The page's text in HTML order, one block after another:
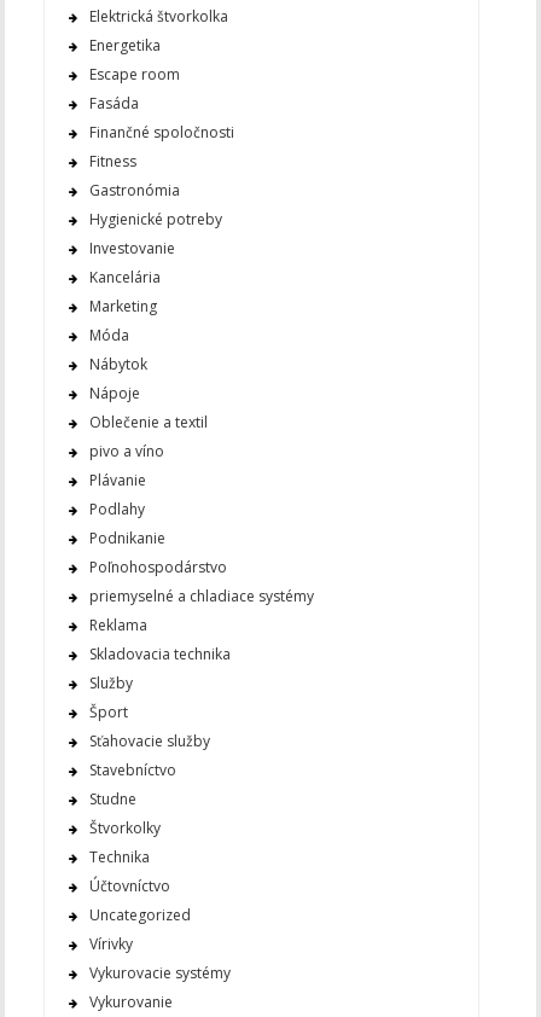
Elektrická štvorkolka
Energetika
Escape room
Fasáda
Finančné spoločnosti
Fitness
Gastronómia
Hygienické potreby
Investovanie
Kancelária
Marketing
Móda
Nábytok
Nápoje
Oblečenie a textil
pivo a víno
Plávanie
Podlahy
Podnikanie
Poľnohospodárstvo
priemyselné a chladiace systémy
Reklama
Skladovacia technika
Služby
Šport
Sťahovacie služby
Stavebníctvo
Studne
Štvorkolky
Technika
Účtovníctvo
Uncategorized
Vírivky
Vykurovacie systémy
Vykurovanie